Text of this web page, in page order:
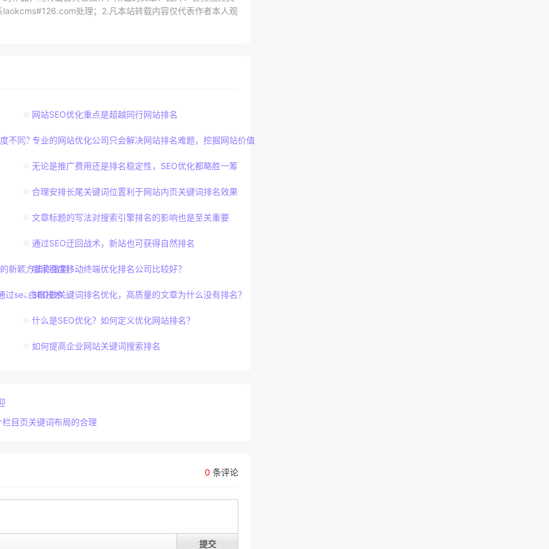
处理；2.凡本站转载内容仅代表作者本人观
网站SEO优化重点是超越同行网站排名
不同？专业的网站优化公司只会解决网站排名难题，挖掘网站价值
无论是推广费用还是排名稳定性，SEO优化都略胜一筹
合理安排长尾关键词位置利于网站内页关键词排名效果
文章标题的写法对搜索引擎排名的影响也是至关重要
通过SEO迂回战术，新站也可获得自然排名
新颖方法你做到
哪家百度移动终端优化排名公司比较好？
过seo白帽技术...
SEO做关键词排名优化，高质量的文章为什么没有排名？
什么是SEO优化？如何定义优化网站排名？
如何提高企业网站关键词搜索排名
目页关键词布局的合理
0 条评论
提交